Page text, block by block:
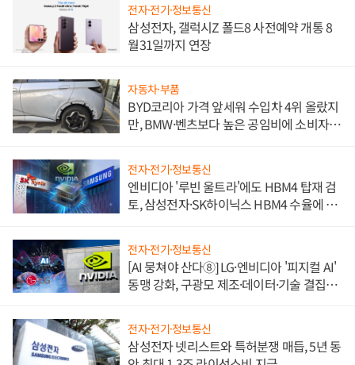
전자·전기·정보통신
삼성전자, 갤럭시Z 폴드8 사전예약 개통 8
월31일까지 연장
자동차·부품
BYD코리아 가격 앞세워 수입차 4위 올랐지
만, BMW·벤츠보다 높은 공임비에 소비자
전자·전기·정보통신
엔비디아 '루빈 울트라'에도 HBM4 탑재 검
토, 삼성전자·SK하이닉스 HBM4 수율에 주
전자·전기·정보통신
[AI 뭉쳐야 산다⑧] LG·엔비디아 '피지컬 AI'
동맹 강화, 구광모 제조·데이터·기술 결집
전자·전기·정보통신
삼성전자 넷리스트와 특허분쟁 매듭, 5년 동